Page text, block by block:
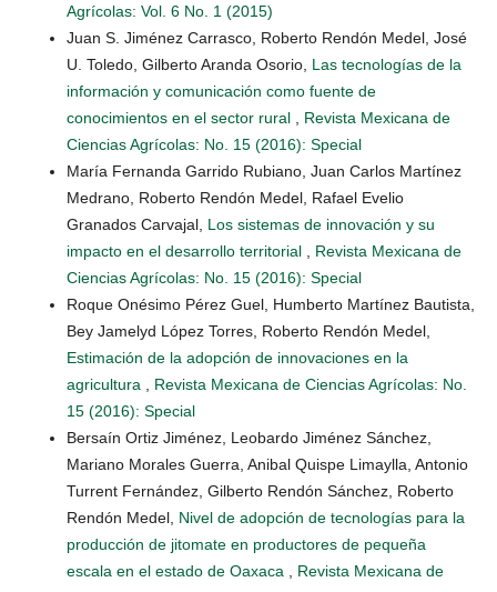
Agrícolas: Vol. 6 No. 1 (2015)
Juan S. Jiménez Carrasco, Roberto Rendón Medel, José
U. Toledo, Gilberto Aranda Osorio, Las tecnologías de la
información y comunicación como fuente de
conocimientos en el sector rural
Revista Mexicana de
Ciencias Agrícolas: No. 15 (2016): Special
María Fernanda Garrido Rubiano, Juan Carlos Martínez
Medrano, Roberto Rendón Medel, Rafael Evelio
Granados Carvajal, Los sistemas de innovación y su
impacto en el desarrollo territorial
Revista Mexicana de
Ciencias Agrícolas: No. 15 (2016): Special
Roque Onésimo Pérez Guel, Humberto Martínez Bautista,
Bey Jamelyd López Torres, Roberto Rendón Medel,
Estimación de la adopción de innovaciones en la
agricultura
Revista Mexicana de Ciencias Agrícolas: No.
15 (2016): Special
Bersaín Ortiz Jiménez, Leobardo Jiménez Sánchez,
Mariano Morales Guerra, Anibal Quispe Limaylla, Antonio
Turrent Fernández, Gilberto Rendón Sánchez, Roberto
Rendón Medel, Nivel de adopción de tecnologías para la
producción de jitomate en productores de pequeña
escala en el estado de Oaxaca
Revista Mexicana de